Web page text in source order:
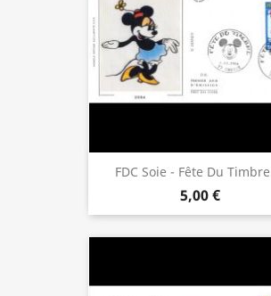
FDC Soie - Fête Du
5,00 €